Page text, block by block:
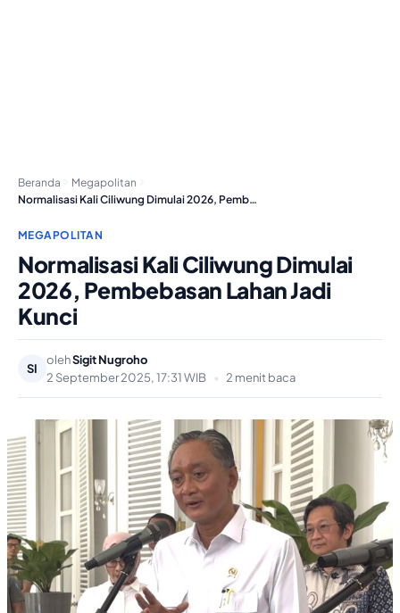
Beranda
Megapolitan
Normalisasi Kali Ciliwung Dimulai 2026, Pembebasan Lahan Jadi…
MEGAPOLITAN
Normalisasi Kali Ciliwung Dimulai
2026, Pembebasan Lahan Jadi
Kunci
SI
olehSigit Nugroho
2 September 2025, 17:31 WIB
• 2 menit baca